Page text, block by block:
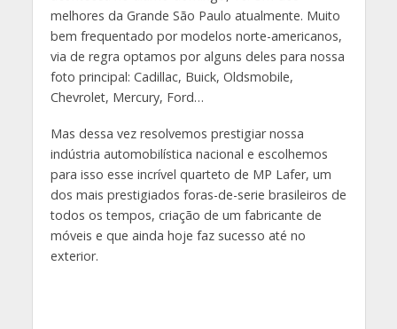
melhores da Grande São Paulo atualmente. Muito
bem frequentado por modelos norte-americanos,
via de regra optamos por alguns deles para nossa
foto principal: Cadillac, Buick, Oldsmobile,
Chevrolet, Mercury, Ford…
Mas dessa vez resolvemos prestigiar nossa
indústria automobilística nacional e escolhemos
para isso esse incrível quarteto de MP Lafer, um
dos mais prestigiados foras-de-serie brasileiros de
todos os tempos, criação de um fabricante de
móveis e que ainda hoje faz sucesso até no
exterior.